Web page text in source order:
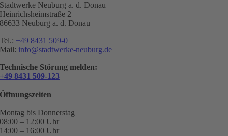
Stadtwerke Neuburg a. d. Donau
Heinrichsheimstraße 2
86633 Neuburg a. d. Donau
Tel.: +49 8431 509-0
Mail: info@stadtwerke-neuburg.de
Technische Störung melden:
+49 8431 509-123
Öffnungszeiten
Montag bis Donnerstag
08:00 – 12:00 Uhr
14:00 – 16:00 Uhr